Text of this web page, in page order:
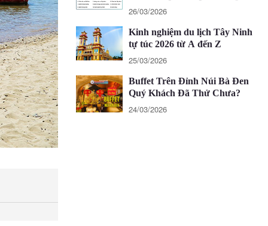
26/03/2026
Kinh nghiệm du lịch Tây Ninh
tự túc 2026 từ A đến Z
25/03/2026
Buffet Trên Đỉnh Núi Bà Đen
Quý Khách Đã Thử Chưa?
24/03/2026